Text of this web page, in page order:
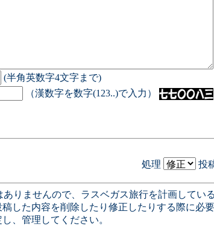
(半角英数字4文字まで)
（漢数字を数字(123..)で入力）
処理
投
りませんので、ラスベガス旅行を計画して
稿した内容を削除したり修正したりする際に必
、管理してください。